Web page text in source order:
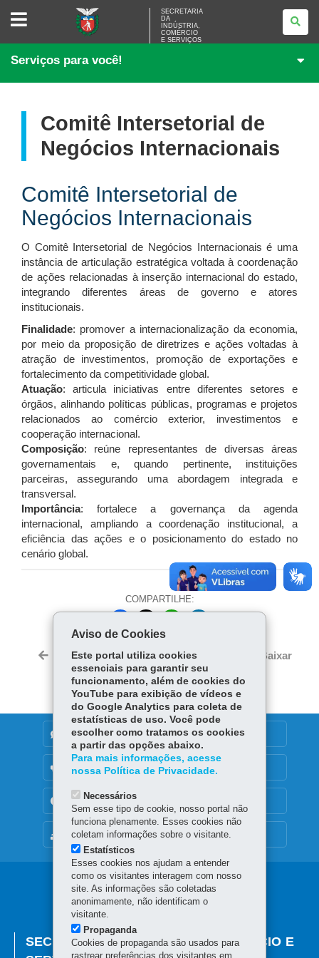
SECRETARIA
INDÚSTRIA,
COMÉRCIO
SERVIÇOS
SECRETARIA
DA
INDÚSTRIA,
COMÉRCIO
E SERVIÇOS
Serviços para você!
Comitê Intersetorial de
Negócios Internacionais
Comitê Intersetorial de
Negócios Internacionais
O Comitê Intersetorial de Negócios Internacionais é uma
instância de articulação estratégica voltada à coordenação
de ações relacionadas à inserção internacional do estado,
integrando diferentes áreas de governo e atores
institucionais.
Finalidade: promover a internacionalização da economia,
por meio da proposição de diretrizes e ações voltadas à
atração de investimentos, promoção de exportações e
fortalecimento da competitividade global.
Atuação: articula iniciativas entre diferentes setores e
órgãos, alinhando políticas públicas, programas e projetos
relacionados ao comércio exterior, investimentos e
cooperação internacional.
Composição: reúne representantes de diversas áreas
governamentais e, quando pertinente, instituições
parceiras, assegurando uma abordagem integrada e
transversal.
Importância: fortalece a governança da agenda
internacional, ampliando a coordenação institucional, a
eficiência das ações e o posicionamento do estado no
cenário global.
COMPARTILHE:
ce
bo
ok
Twi
tter
Ap
p
Voltar Início Imprimir Baixar
MAPA DO SITE
DENUNCIE CORRUPÇÃO
OUVIDORIA
TRANSPARÊNCIA INSTITUCIONAL
Navegação
principal
SECRETARIA DA INDÚSTRIA, COMÉRCIO E
Aviso de Cookies
Este portal utiliza cookies
essenciais para garantir seu
funcionamento, além de cookies do
YouTube para exibição de vídeos e
do Google Analytics para coleta de
estatísticas de uso. Você pode
escolher como tratamos os cookies
a partir das opções abaixo.
Para mais informações, acesse
nossa Política de Privacidade.
Necessários
Sem esse tipo de cookie, nosso portal não
funciona plenamente. Esses cookies não
coletam informações sobre o visitante.
Estatísticos
Esses cookies nos ajudam a entender
como os visitantes interagem com nosso
site. As informações são coletadas
anonimamente, não identificam o
visitante.
Propaganda
Cookies de propaganda são usados para
rastrear preferências dos visitantes em